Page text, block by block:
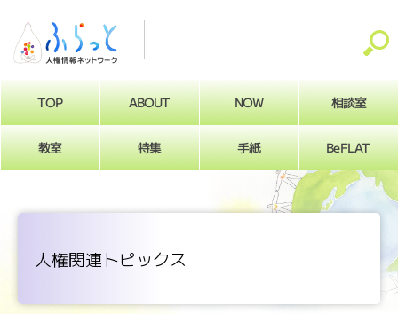
TOP ABOUT NOW 相談室
教室 特集 手紙 BeFLAT
人権関連トピックス